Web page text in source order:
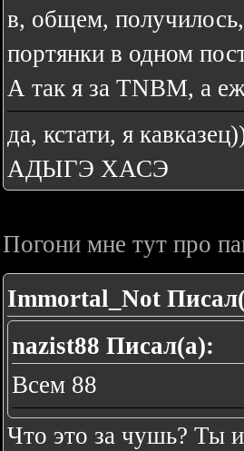
в, общем,
портянки в одном
А так я за TNBM, а
да, кстати, я
АДЫГЭ ХАСЭ
Погони мне тут про
Immortal_Not
nazist88 Писал(а):
Всем 88
Что это за чушь? Ты